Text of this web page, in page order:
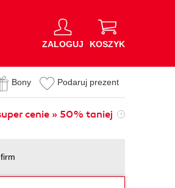
ZALOGUJ KOSZYK
Bony Podaruj prezent
cenie » 50% taniej